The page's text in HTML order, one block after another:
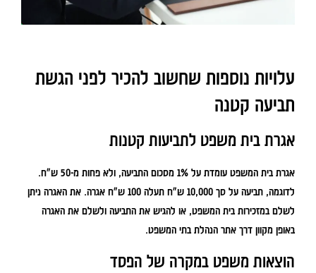
עלויות נוספות שחשוב להכיר לפני הגשת
תביעה קטנה
אגרת בית משפט לתביעות קטנות
אגרת בית המשפט עומדת על 1% מסכום התביעה, ולא פחות מ-50 ש"ח.
לדוגמה, תביעה על סך 10,000 ש"ח תעלה 100 ש"ח אגרה. את האגרה ניתן
לשלם במזכירות בית המשפט, או להגיש את התביעה ולשלם את האגרה
באופן מקוון דרך אתר הנהלת בתי המשפט.
הוצאות משפט במקרה של הפסד